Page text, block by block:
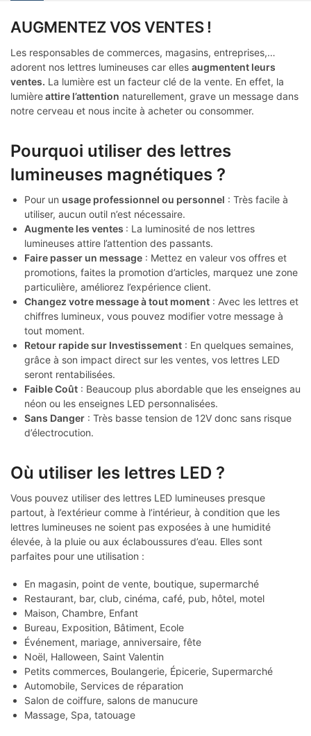
AUGMENTEZ VOS VENTES !
Les responsables de commerces, magasins, entreprises,…
adorent nos lettres lumineuses car elles augmentent leurs
ventes. La lumière est un facteur clé de la vente. En effet, la
lumièreattire l’attention naturellement, grave un message dans
notre cerveau et nous incite à acheter ou consommer.
Pourquoi utiliser des lettres
lumineuses magnétiques ?
Pour un usage professionnel ou personnel : Très facile à
utiliser, aucun outil n’est nécessaire.
Augmente les ventes : La luminosité de nos lettres
lumineuses attire l’attention des passants.
Faire passer un message : Mettez en valeur vos offres et
promotions, faites la promotion d’articles, marquez une zone
particulière, améliorez l’expérience client.
Changez votre message à tout moment : Avec les lettres et
chiffres lumineux, vous pouvez modifier votre message à
tout moment.
Retour rapide sur Investissement : En quelques semaines,
grâce à son impact direct sur les ventes, vos lettres LED
seront rentabilisées.
Faible Coût : Beaucoup plus abordable que les enseignes au
néon ou les enseignes LED personnalisées.
Sans Danger : Très basse tension de 12V donc sans risque
d’électrocution.
Où utiliser les lettres LED ?
Vous pouvez utiliser des lettres LED lumineuses presque
partout, à l’extérieur comme à l’intérieur, à condition que les
lettres lumineuses ne soient pas exposées à une humidité
élevée, à la pluie ou aux éclaboussures d’eau. Elles sont
parfaites pour une utilisation :
En magasin, point de vente, boutique, supermarché
Restaurant, bar, club, cinéma, café, pub, hôtel, motel
Maison, Chambre, Enfant
Bureau, Exposition, Bâtiment, Ecole
Événement, mariage, anniversaire, fête
Noël, Halloween, Saint Valentin
Petits commerces, Boulangerie, Épicerie, Supermarché
Automobile, Services de réparation
Salon de coiffure, salons de manucure
Massage, Spa, tatouage